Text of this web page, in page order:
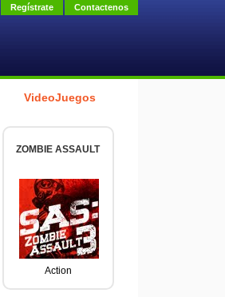
Regístrate Contactenos
VideoJuegos
ZOMBIE ASSAULT
Action